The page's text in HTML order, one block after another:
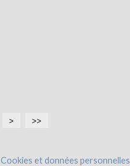
> >>
Cookies et données personnelles